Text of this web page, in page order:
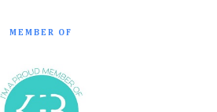
MEMBER OF